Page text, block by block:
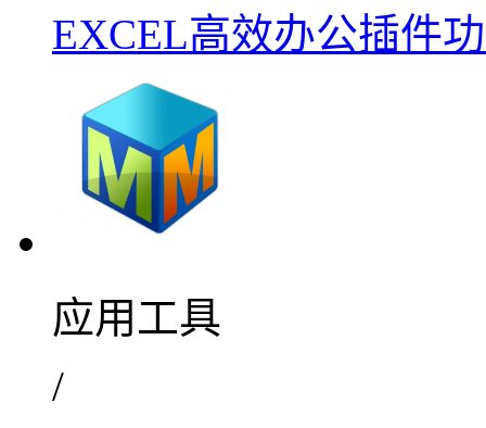
EXCEL高效办公插件
应用工具
/